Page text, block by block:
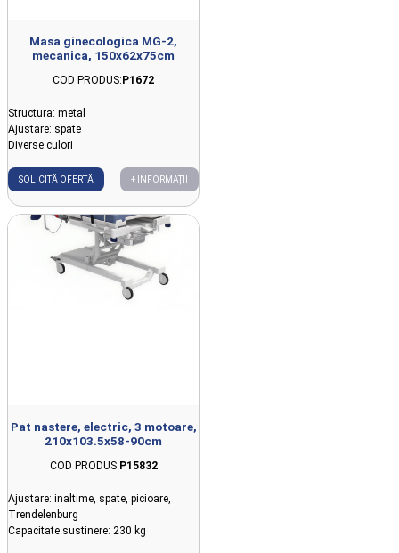
Masa ginecologica MG-2,
mecanica, 150x62x75cm
COD PRODUS:P1672
Structura: metal
Ajustare: spate
Diverse culori
SOLICITĂ OFERTĂ + INFORMAȚII
Pat nastere, electric, 3 motoare,
210x103.5x58-90cm
COD PRODUS:P15832
Ajustare: inaltime, spate, picioare,
Trendelenburg
Capacitate sustinere: 230 kg